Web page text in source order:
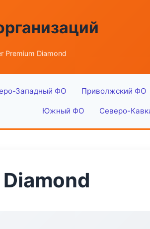
Premium Diamond
Западный ФО Приволжский ФО
Южный ФО Северо-